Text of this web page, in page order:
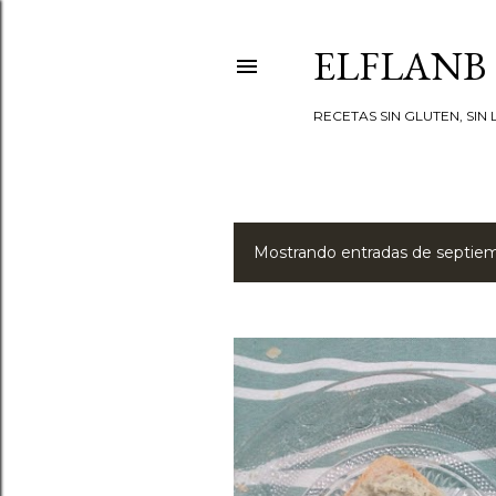
ELFLANB
RECETAS SIN GLUTEN,
E
t
r
a
Mostrando entradas de